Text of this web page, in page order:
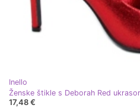
Inello
Ženske štikle s Deborah Red
17,48 €